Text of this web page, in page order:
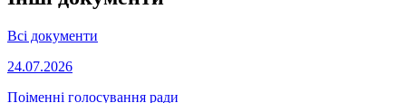
Всі документи
24.07.2026
Поіменні голосування ради